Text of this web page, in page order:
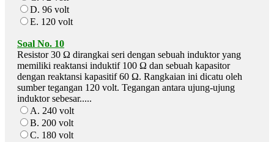
D. 96 volt
E. 120 volt
Soal No. 10
Resistor 30 Ω dirangkai seri dengan sebuah induktor yang
memiliki reaktansi induktif 100 Ω dan sebuah kapasitor
dengan reaktansi kapasitif 60 Ω. Rangkaian ini dicatu oleh
sumber tegangan 120 volt. Tegangan antara ujung-ujung
induktor sebesar.....
A. 240 volt
B. 200 volt
C. 180 volt